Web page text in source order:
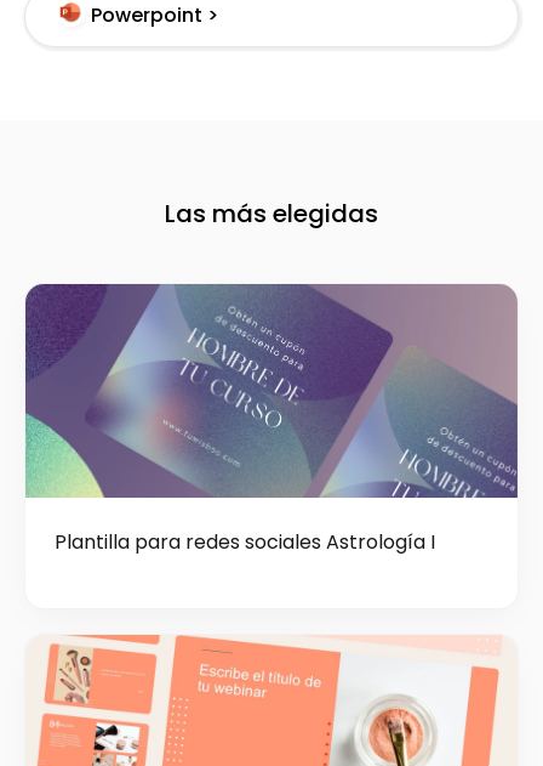
Powerpoint >
Las más elegidas
Plantilla para redes sociales Astrología I